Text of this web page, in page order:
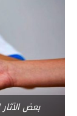
بعض